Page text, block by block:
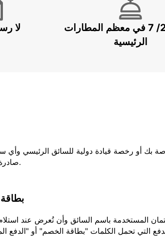
لا
خدمة 24/ 7 في معظم المطارات
الرئيسية
بك أو رخصة قيادة دولية للسائق الرئيسي
صادرة من المملكة المتحدة، يجب عليك إحضار كلا الجزئين من رخصتك.
المستخدمة باسم السائق وأن تُعرض عند استلام
التي تحمل الكلمات "بطاقة الخصم" أو "الدفع